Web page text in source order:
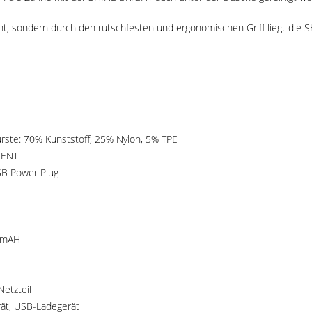
sondern durch den rutschfesten und ergonomischen Griff liegt die
70% Kunststoff, 25% Nylon, 5% TPE
Power Plug
USB-Ladegerät